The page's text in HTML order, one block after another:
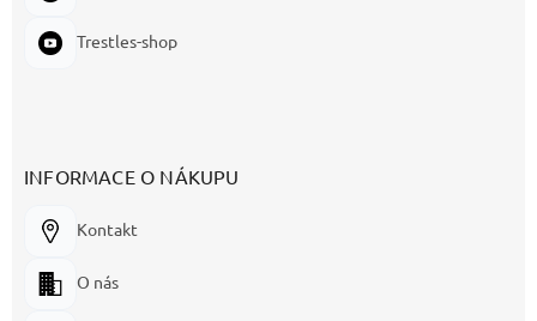
Trestles-shop
INFORMACE O NÁKUPU
Kontakt
O nás